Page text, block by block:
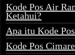
Kode Pos Air
Ketahui?
Apa itu Kode
Kode Pos